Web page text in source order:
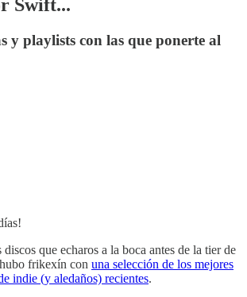
Swift...
y playlists con las que ponerte al
discos que echaros a la boca antes de la tier de
frikexín con una selección de los mejores
indie (y aledaños) recientes.